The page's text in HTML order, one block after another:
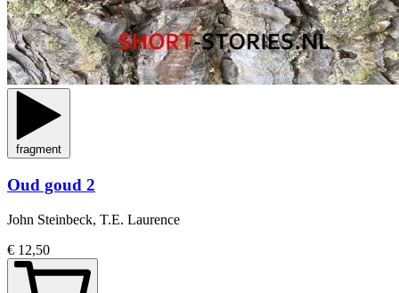
fragment
Oud goud 2
John Steinbeck, T.E. Laurence
€ 12,50